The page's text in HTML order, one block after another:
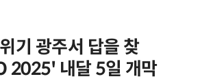
기 광주서 답을 찾
내달 5일 개막